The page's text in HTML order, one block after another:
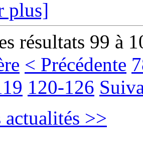
plus]
résultats 99 à
< Précédente
120-126
actualités >>